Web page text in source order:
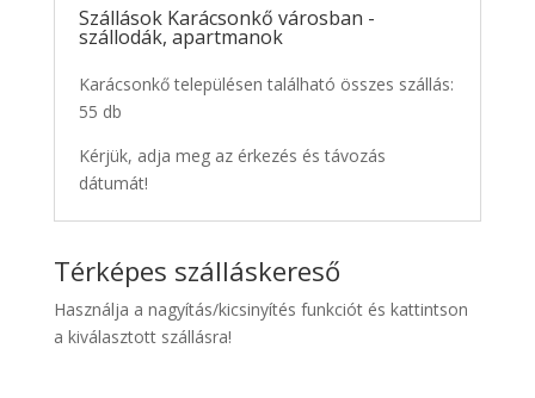
Szállások Karácsonkő városban -
szállodák, apartmanok
Karácsonkő településen található összes szállás:
55 db
Kérjük, adja meg az érkezés és távozás
dátumát!
Térképes szálláskereső
Használja a nagyítás/kicsinyítés funkciót és kattintson
a kiválasztott szállásra!